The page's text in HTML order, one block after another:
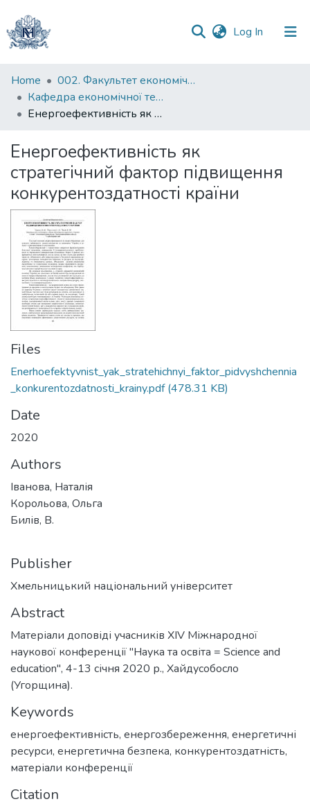
Log In (current)
Communities
&
Collections
Statistics
Home
002. Факультет економічних наук
Кафедра економічної теорії
Енергоефективність як стратегічний фактор підвищення конкурентоздатності країни
Енергоефективність як
стратегічний фактор підвищення
конкурентоздатності країни
Files
Enerhoefektyvnist_yak_stratehichnyi_faktor_pidvyshchennia
_konkurentozdatnosti_krainy.pdf(478.31 KB)
Date
2020
Authors
Іванова, Наталія
Корольова, Ольга
Билів, В.
Publisher
Хмельницький національний університет
Abstract
Матеріали доповіді учасників XIV Міжнародної
наукової конференції "Наука та освіта = Science and
education", 4-13 січня 2020 р., Хайдусобосло
(Угорщина).
Keywords
енергоефективність, енергозбереження, енергетичні
ресурси, енергетична безпека, конкурентоздатність,
матеріали конференції
Citation